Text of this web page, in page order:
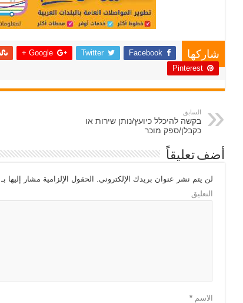
شاركها Facebook
Twitter
Google +
Pinterest
السابق
בקשה להיכלל כיועץ/נותן שירות או
כקבלן/ספק מוכר
أضف تعليقاً
لن يتم نشر عنوان بريدك الإلكتروني. الحقول الإلزامية مشار إليها بـ
التعليق
الاسم *